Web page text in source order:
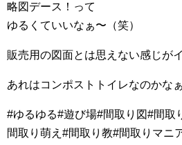
略図デース！って
ゆるくていいなぁ〜（笑）
販売用の図面とは思えない感じが
あれはコンポストトイレなのかな
#ゆるゆる#遊び場#間取り図#間取
間取り萌え#間取り教#間取りマニ